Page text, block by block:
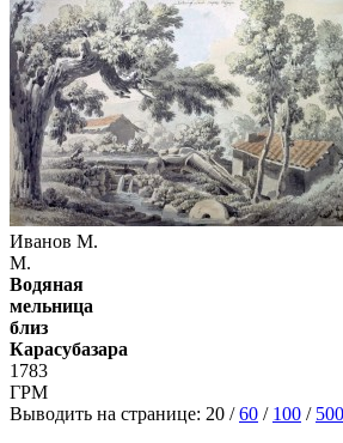
Иванов М.
М.
Водяная
мельница
близ
Карасубазара
1783
ГРМ
Выводить на странице: 20 /60 / 100 / 500